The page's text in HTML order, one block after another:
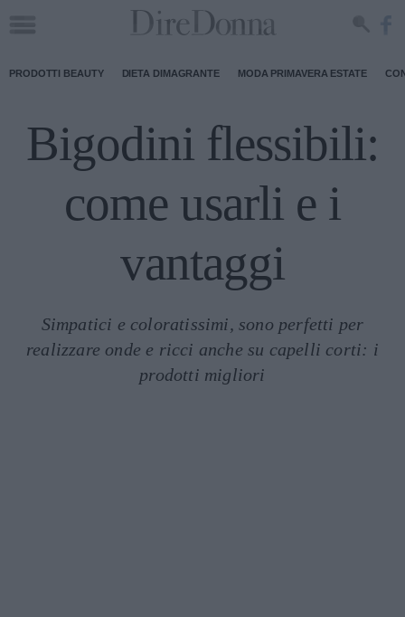
PRODOTTI BEAUTY DIETA DIMAGRANTE MODA PRIMAVERA ESTATE
Bigodini flessibili:
come usarli e i
vantaggi
Simpatici e coloratissimi, sono perfetti per
realizzare onde e ricci anche su capelli corti: i
prodotti migliori